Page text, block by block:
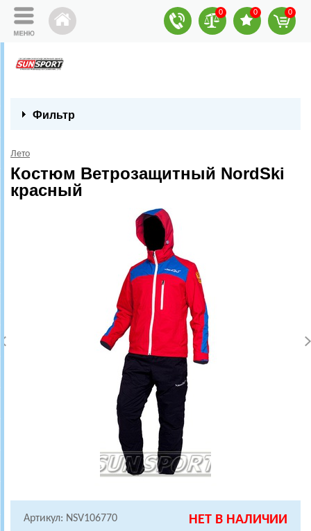
0 0 0
Фильтр
Лето
Костюм Ветрозащитный NordSki
красный
Артикул: NSV106770 НЕТ В НАЛИЧИИ